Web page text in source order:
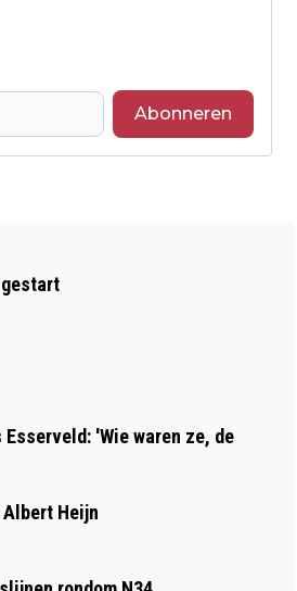
Abonneren
MUZIEK
gestart
'Wie waren ze, de
Heijn